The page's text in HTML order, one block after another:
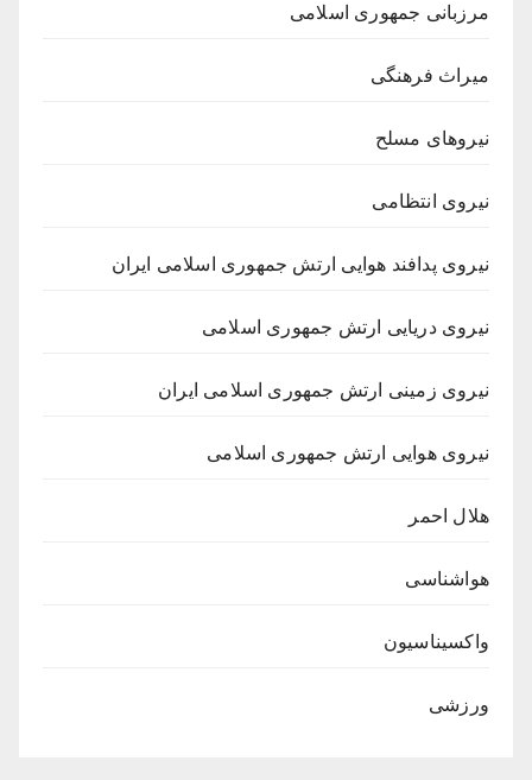
مرزبانی جمهوری اسلامی
میراث فرهنگی
نیروهای مسلح
نیروی انتظامی
نیروی پدافند هوایی ارتش جمهوری اسلامی ایران
نیروی دریایی ارتش جمهوری اسلامی
نیروی زمینی ارتش جمهوری اسلامی ایران
نیروی هوایی ارتش جمهوری اسلامی
هلال احمر
هواشناسی
واکسیناسیون
ورزشی